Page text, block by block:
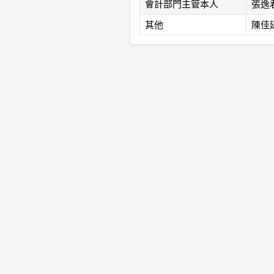
會計部門主管本人
張逸
其他
陳佳